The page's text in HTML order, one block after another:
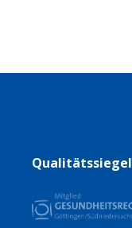
Qualitätssiegel